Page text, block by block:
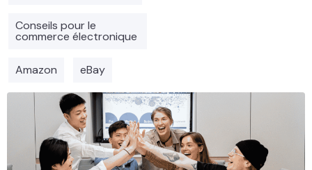
Conseils pour le
commerce électronique
Amazon eBay